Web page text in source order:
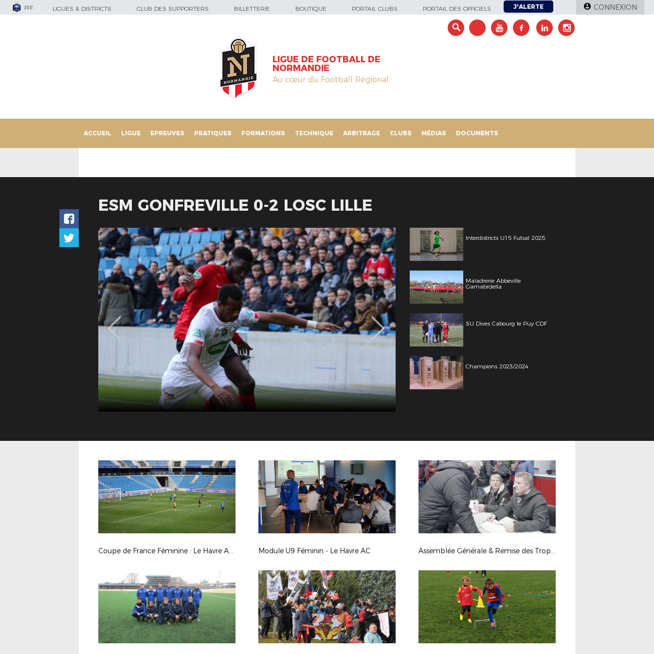
FFF LIGUES & DISTRICTS CLUB DES SUPPORTERS BILLETTERIE BOUTIQUE PORTAIL CLUBS PORTAIL DES OFFICIELS J'ALERTE CONNEXION
LIGUE DE FOOTBALL DE
NORMANDIE
Au cœur du Football Régional
ACCUEIL LIGUE EPREUVES PRATIQUES FORMATIONS TECHNIQUE ARBITRAGE CLUBS MÉDIAS DOCUMENTS
ESM GONFREVILLE 0-2 LOSC LILLE
Interdistricts U15 Futsal 2025
Maladrerie Abbeville
Gamabrdella
SU Dives Cabourg le Puy CDF
Champions 2023/2024
Coupe de France Féminine : Le Havre AC 4-0 Strasbourg Pierrots Vauban Module U9 Féminin - Le Havre AC Assemblée Générale & Remise des Trophées